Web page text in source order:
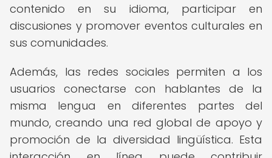
contenido en su idioma, participar en
discusiones y promover eventos culturales en
sus comunidades.
Además, las redes sociales permiten a los
usuarios conectarse con hablantes de la
misma lengua en diferentes partes del
mundo, creando una red global de apoyo y
promoción de la diversidad lingüística. Esta